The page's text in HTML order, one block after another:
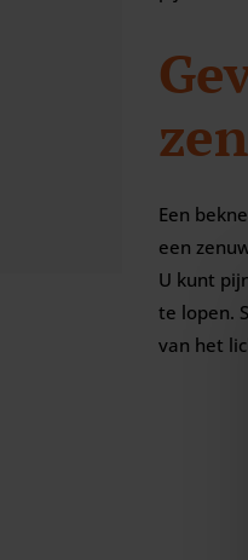
Een
een
U kunt
te lopen.
van het